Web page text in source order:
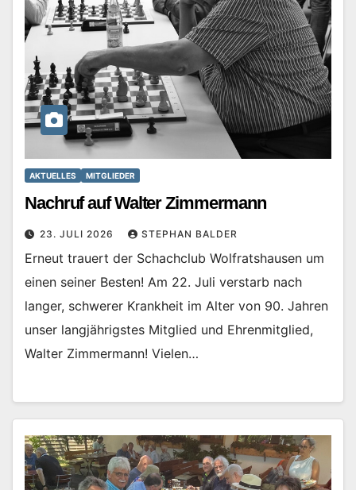
AKTUELLES MITGLIEDER
Nachruf auf Walter Zimmermann
23. JULI 2026 STEPHAN BALDER
Erneut trauert der Schachclub Wolfratshausen um
einen seiner Besten! Am 22. Juli verstarb nach
langer, schwerer Krankheit im Alter von 90. Jahren
unser langjährigstes Mitglied und Ehrenmitglied,
Walter Zimmermann! Vielen…